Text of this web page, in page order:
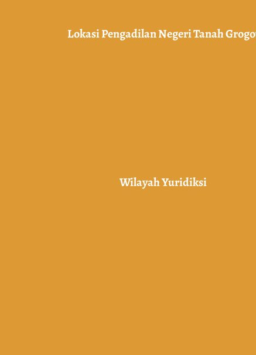
Lokasi Pengadilan Negeri Tanah
Wilayah Yuridiksi